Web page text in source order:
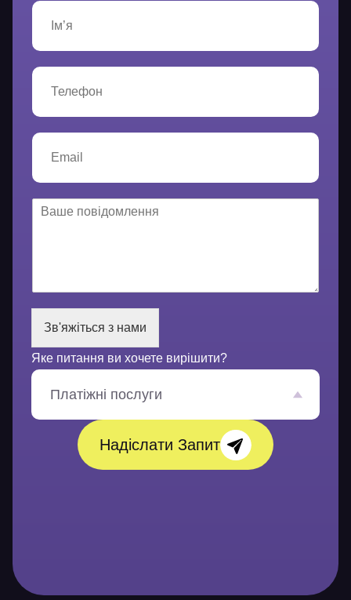
І
я
*
Т
е
ф
*
E
l
о
м
л
Зв'яжіться з нами
Яке питання ви хочете вирішити?
Платіжні послуги
Надіслати Запит